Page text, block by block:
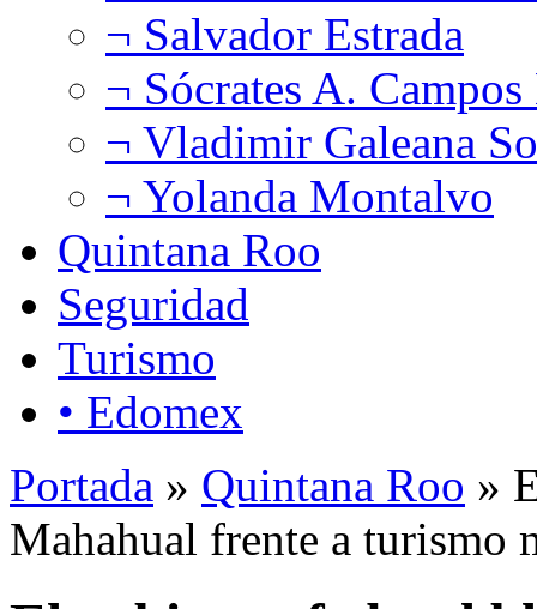
¬ Salvador Estrada
¬ Sócrates A.
¬ Vladimir Galeana
¬ Yolanda Montalvo
Quintana Roo
Seguridad
Turismo
• Edomex
Portada » Quintana Roo »
Mahahual frente a turismo